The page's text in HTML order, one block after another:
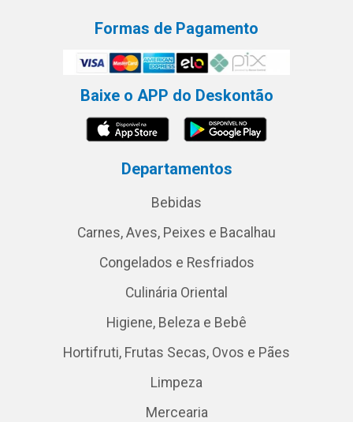
Formas de Pagamento
Baixe o APP do Deskontão
Departamentos
Bebidas
Carnes, Aves, Peixes e Bacalhau
Congelados e Resfriados
Culinária Oriental
Higiene, Beleza e Bebê
Hortifruti, Frutas Secas, Ovos e Pães
Limpeza
Mercearia